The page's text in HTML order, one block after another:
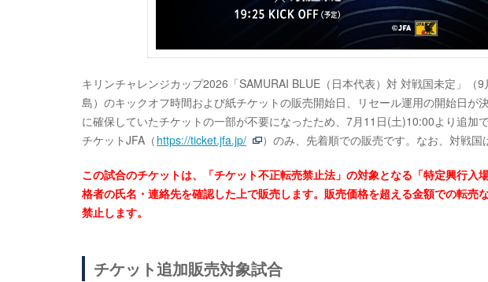
キリンチャレンジカップ2026「SAMURAI BLUE（日本代表）対 対戦国未定」（
島）のキックオフ時間および紙チケットの販売開始日、リセール運用の開始日が
に確保していたチケットの一部が不要になったため、7月11日(土)10:00より追加
チケットJFA（ https://ticket.jfa.jp/ ）のみ、先着順での販売です。なお、対戦国
この試合のチケットは、「チケット不正転売禁止法」の対象となる「特定興行入
格者の氏名・連絡先を確認した上で販売します。販売価格を超える金額での転売
禁止します。
チケット追加販売対象試合